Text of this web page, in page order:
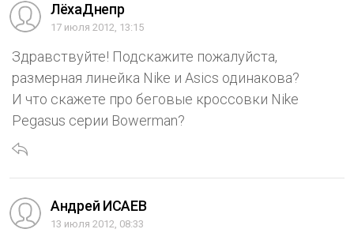
ЛёхаДнепр
17 июля 2012, 13:15
Здравствуйте! Подскажите пожалуйста,
размерная линейка Nike и Asics одинакова?
И что скажете про беговые кроссовки Nike
Pegasus серии Bowerman?
Андрей ИСАЕВ
13 июля 2012, 08:33